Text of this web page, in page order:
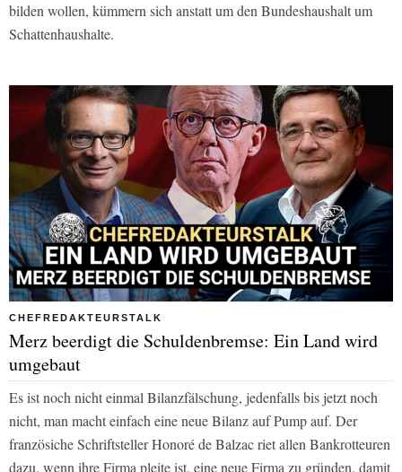
bilden wollen, kümmern sich anstatt um den Bundeshaushalt um
Schattenhaushalte.
CHEFREDAKTEURSTALK
Merz beerdigt die Schuldenbremse: Ein Land wird
umgebaut
Es ist noch nicht einmal Bilanzfälschung, jedenfalls bis jetzt noch
nicht, man macht einfach eine neue Bilanz auf Pump auf. Der
französiche Schriftsteller Honoré de Balzac riet allen Bankrotteuren
dazu, wenn ihre Firma pleite ist, eine neue Firma zu gründen, damit